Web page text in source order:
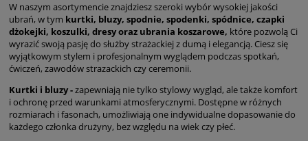
W naszym asortymencie znajdziesz szeroki wybór wysokiej jakości
ubrań, w tym kurtki, bluzy, spodnie, spodenki, spódnice, czapki
dżokejki, koszulki, dresy oraz ubrania koszarowe, które pozwolą Ci
wyrazić swoją pasję do służby strażackiej z dumą i elegancją. Ciesz się
wyjątkowym stylem i profesjonalnym wyglądem podczas spotkań,
ćwiczeń, zawodów strazackich czy ceremonii.
Kurtki i bluzy -zapewniają nie tylko stylowy wygląd, ale także komfort
i ochronę przed warunkami atmosferycznymi. Dostępne w różnych
rozmiarach i fasonach, umożliwiają one indywidualne dopasowanie do
każdego członka drużyny, bez względu na wiek czy płeć.